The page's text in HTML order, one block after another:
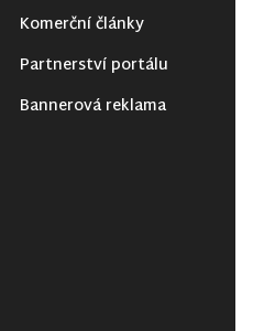
Komerční články
Partnerství portálu
Bannerová reklama